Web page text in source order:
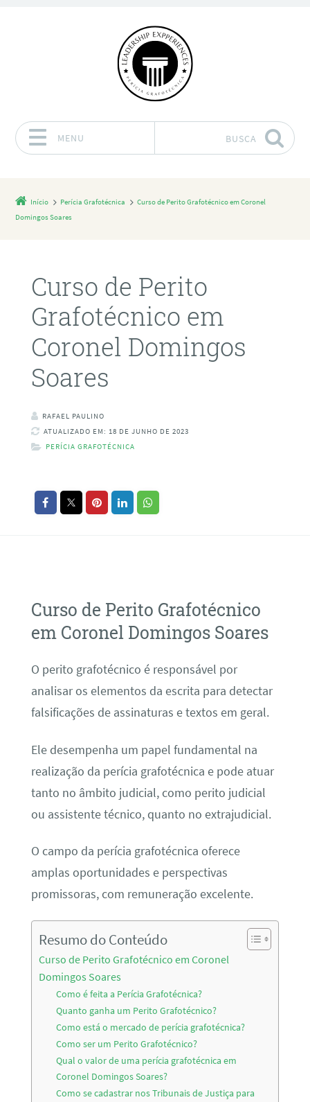
MENU BUSCA
Início Perícia Grafotécnica
Curso de Perito Grafotécnico em Coronel
Domingos Soares
Curso de Perito
Grafotécnico em
Coronel Domingos
Soares
RAFAEL PAULINO
ATUALIZADO EM: 18 DE JUNHO DE 2023
PERÍCIA GRAFOTÉCNICA
Curso de Perito Grafotécnico
em Coronel Domingos Soares
O perito grafotécnico é responsável por
analisar os elementos da escrita para detectar
falsificações de assinaturas e textos em geral.
Ele desempenha um papel fundamental na
realização da perícia grafotécnica e pode atuar
tanto no âmbito judicial, como perito judicial
ou assistente técnico, quanto no extrajudicial.
O campo da perícia grafotécnica oferece
amplas oportunidades e perspectivas
promissoras, com remuneração excelente.
Resumo do Conteúdo
Curso de Perito Grafotécnico em Coronel
Domingos Soares
Como é feita a Perícia Grafotécnica?
Quanto ganha um Perito Grafotécnico?
Como está o mercado de perícia grafotécnica?
Como ser um Perito Grafotécnico?
Qual o valor de uma perícia grafotécnica em
Coronel Domingos Soares?
Como se cadastrar nos Tribunais de Justiça para